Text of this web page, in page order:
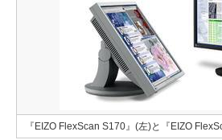
『EIZO FlexScan S170』(左)と『EIZO